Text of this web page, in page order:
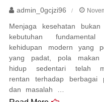
admin_0gcjzi96
Menjaga kesehatan
kebutuhan
kehidupan modern yang
yang padat, pola
hidup sedentari telah
rentan terhadap berbagai
dan masalah …